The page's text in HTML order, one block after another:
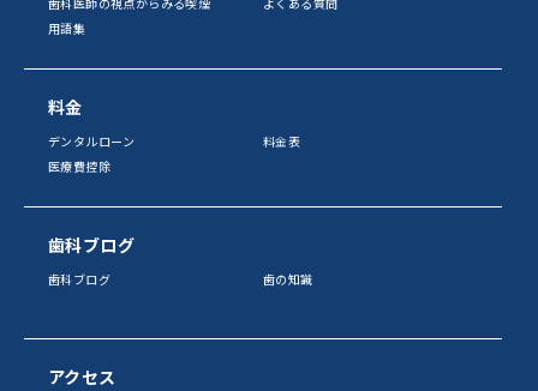
用語集
料金
デンタルローン
料金表
医療費控除
歯科ブログ
歯科ブログ 歯の知識
アクセス